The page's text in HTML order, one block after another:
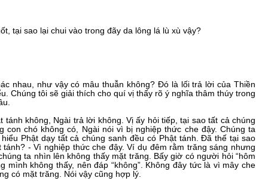
tại sao lại chui vào trong đãy da lông lá lù xù vậy?
nhau, như vậy có mâu thuẫn không? Đó là lối trả lời của Thiền
Chúng tôi sẽ giải thích cho quí vị thấy rõ ý nghĩa thâm thúy trong
tánh không, Ngài trả lời không. Vị ấy hỏi tiếp, tại sao tất cả chúng
con chó không có, Ngài nói vì bị nghiệp thức che đậy. Chúng ta
Phật dạy tất cả chúng sanh đều có Phật tánh. Đã thế tại sao
tánh? - Vì nghiệp thức che đậy. Ví dụ đêm rằm trăng sáng nhưng
ta nhìn lên không thấy mặt trăng. Bấy giờ có người hỏi “hôm
mình không thấy, nên đáp “không”. Không đây tức là vì mây che
có mặt trăng. Nói vậy cũng hợp lý.